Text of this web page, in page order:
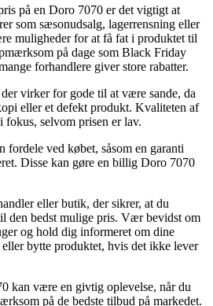
på en Doro 7070 er det vigtigt at
som sæsonudsalg, lagerrensning eller
muligheder for at få fat i produktet til
på dage som Black Friday
forhandlere giver store rabatter.
virker for gode til at være sande, da
eller et defekt produkt. Kvaliteten af
selvom prisen er lav.
fordele ved købet, såsom en garanti
Disse kan gøre en billig Doro 7070
eller butik, der sikrer, at du
den bedst mulige pris. Vær bevidst om
og hold dig informeret om dine
bytte produktet, hvis det ikke lever
kan være en givtig oplevelse, når du
på de bedste tilbud på markedet.